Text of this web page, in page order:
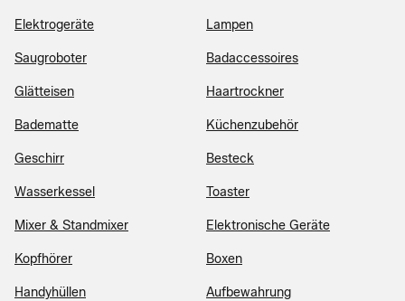
Elektrogeräte Lampen
Saugroboter Badaccessoires
Glätteisen Haartrockner
Badematte Küchenzubehör
Geschirr Besteck
Wasserkessel Toaster
Mixer & Standmixer Elektronische Geräte
Kopfhörer Boxen
Handyhüllen Aufbewahrung